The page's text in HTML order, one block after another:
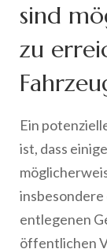
sind
zu
Ein
ist, dass
insbesondere
entlegenen
öffentlichen